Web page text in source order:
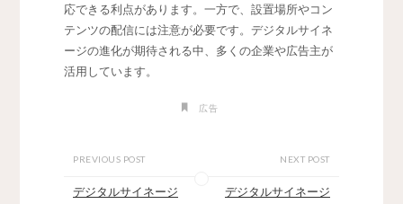
応できる利点があります。一方で、設置場所やコン
テンツの配信には注意が必要です。デジタルサイネ
ージの進化が期待される中、多くの企業や広告主が
活用しています。
広告
PREVIOUS POST
デジタルサイネージ
NEXT POST
デジタルサイネージ